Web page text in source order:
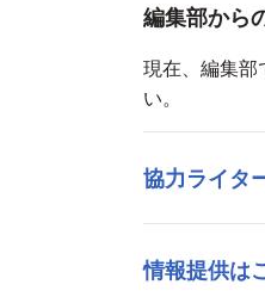
編集部から
現在、編集部
い。
協力ライタ
情報提供は